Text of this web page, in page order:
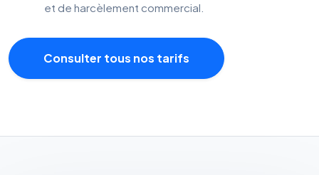
et de harcèlement commercial.
Consulter tous nos tarifs